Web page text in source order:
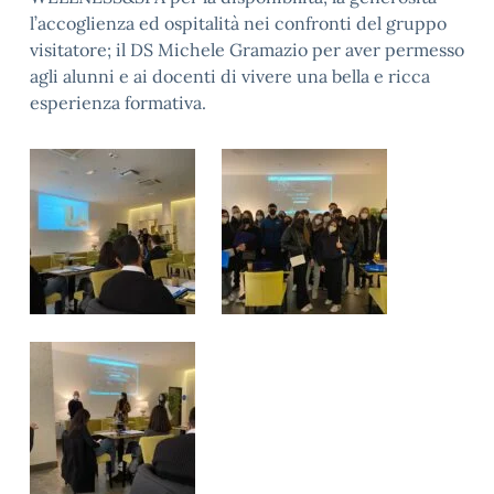
l’accoglienza ed ospitalità nei confronti del gruppo
visitatore; il DS Michele Gramazio per aver permesso
agli alunni e ai docenti di vivere una bella e ricca
esperienza formativa.